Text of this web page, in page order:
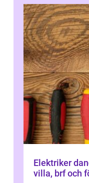
Elektriker danderyd trygg
villa, brf och